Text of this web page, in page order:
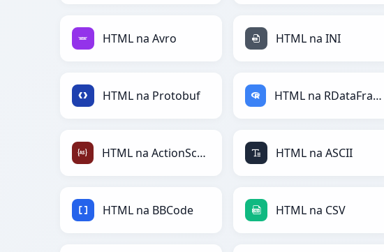
HTML na Avro HTML na INI
HTML na Protobuf HTML na RDataFrame
HTML na ActionScript HTML na ASCII
HTML na BBCode HTML na CSV